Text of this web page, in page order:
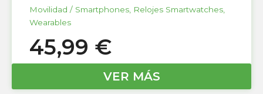
Movilidad / Smartphones Relojes Smartwatches
Wearables
45,99 €
VER MÁS